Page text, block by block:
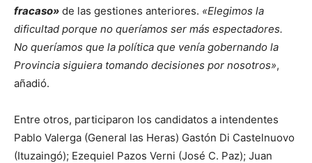
fracaso» de las gestiones anteriores. «Elegimos la
dificultad porque no queríamos ser más espectadores.
No queríamos que la política que venía gobernando la
Provincia siguiera tomando decisiones por nosotros»,
añadió.
Entre otros, participaron los candidatos a intendentes
Pablo Valerga (General las Heras) Gastón Di Castelnuovo
(Ituzaingó); Ezequiel Pazos Verni (José C. Paz); Juan